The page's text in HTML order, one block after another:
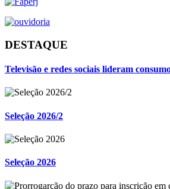
DESTAQUE
Televisão e redes sociais lideram
Seleção 2026/2
Seleção 2026